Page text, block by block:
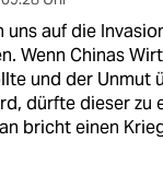
uns auf die
Wenn Chinas
und der Unmut
dürfte dieser zu
bricht einen